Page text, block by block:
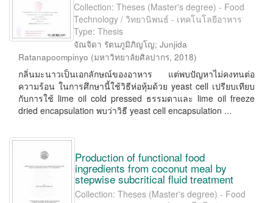
Collection: Theses (Master's degree) - Food
Technology / วิทยานิพนธ์ - เทคโนโลยีอาหาร
Type: Thesis
จัณจิดา รัตนภูมิภิญโญ;Junjida
Ratanapoompinyo (มหาวิทยาลัยศิลปากร, 2018)
กลิ่นมะนาวเป็นเอกลักษณ์ของอาหาร แต่พบปัญหาไม่คงทนต่อ
ความร้อน ในการศึกษานี้ใช้วิธีห่อหุ้มด้วย yeast cell เปรียบเทียบ
กับการใช้ lime oil cold pressed ธรรมดาและ lime oil freeze
dried encapsulation พบว่าวิธี yeast cell encapsulation ...
Production of functional food
ingredients from coconut meal by
stepwise subcritical fluid treatment
Collection: Theses (Master's degree) - Food